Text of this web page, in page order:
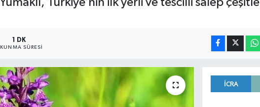
1 DK
SÜRESI